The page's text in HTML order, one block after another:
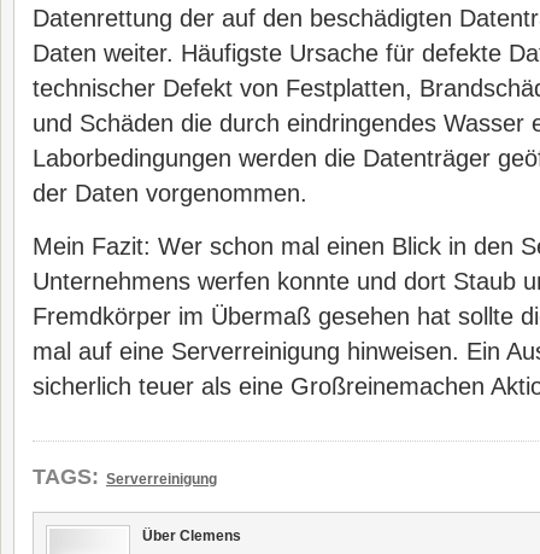
Datenrettung der auf den beschädigten
Daten weiter. Häufigste Ursache für defekte
technischer Defekt von Festplatten,
und Schäden die durch eindringendes Wasser
Laborbedingungen werden die Datenträger
der Daten vorgenommen.
Mein Fazit: Wer schon mal einen Blick in den
Unternehmens werfen konnte und dort Staub
Fremdkörper im Übermaß gesehen hat sollte
mal auf eine Serverreinigung hinweisen. Ein
sicherlich teuer als eine Großreinemachen
TAGS: Serverreinigung
Über Clemens